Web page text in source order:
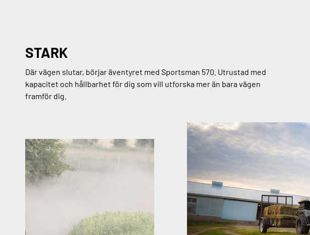
STARK
Där vägen slutar, börjar äventyret med Sportsman 570. Utrustad med
kapacitet och hållbarhet för dig som vill utforska mer än bara vägen
framför dig.